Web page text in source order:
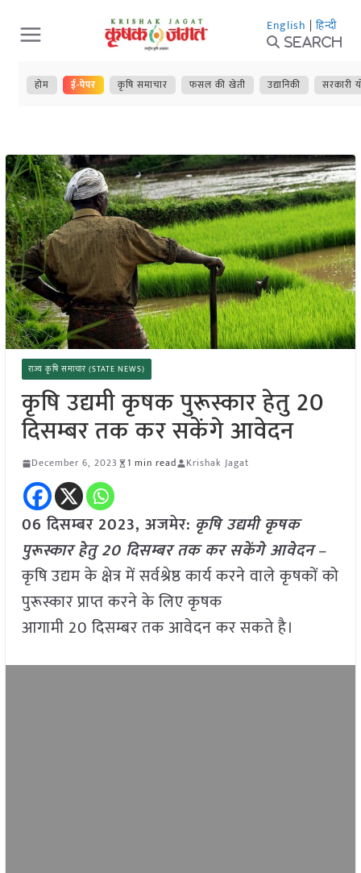
Skip
to
content
English | हिन्दी
Search
होम ई-पेपर कृषि समाचार फसल की खेती उद्यानिकी सरकारी
राज्य कृषि समाचार (STATE NEWS)
कृषि उद्यमी कृषक पुरूस्कार हेतु 20
दिसम्बर तक कर सकेंगे आवेदन
December 6, 2023 1 min read Krishak Jagat
06 दिसम्बर 2023, अजमेर: कृषि उद्यमी कृषक
पुरूस्कार हेतु 20 दिसम्बर तक कर सकेंगे आवेदन–
कृषि उद्यम के क्षेत्र में सर्वश्रेष्ठ कार्य करने वाले कृषकों को
पुरूस्कार प्राप्त करने के लिए कृषक
आगामी 20 दिसम्बर तक आवेदन कर सकते है।